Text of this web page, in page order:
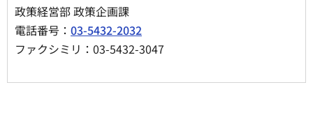
政策経営部 政策企画課
電話番号： 03-5432-2032
ファクシミリ：03-5432-3047